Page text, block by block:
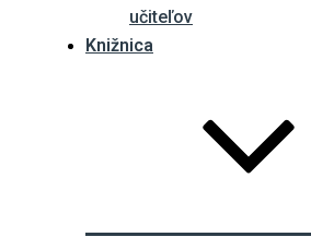
učiteľov
Knižnica